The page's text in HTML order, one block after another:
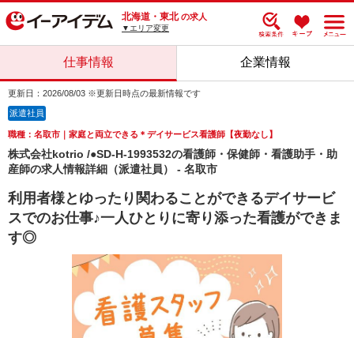
北海道・東北 の求人
▼エリア変更
仕事情報 企業情報
更新日：2026/08/03 ※更新日時点の最新情報です
派遣社員
職種：名取市｜家庭と両立できる＊デイサービス看護師【夜勤なし】
株式会社kotrio /●SD-H-1993532の看護師・保健師・看護助手・助
産師の求人情報詳細（派遣社員） - 名取市
利用者様とゆったり関わることができるデイサービ
スでのお仕事♪一人ひとりに寄り添った看護ができま
す◎